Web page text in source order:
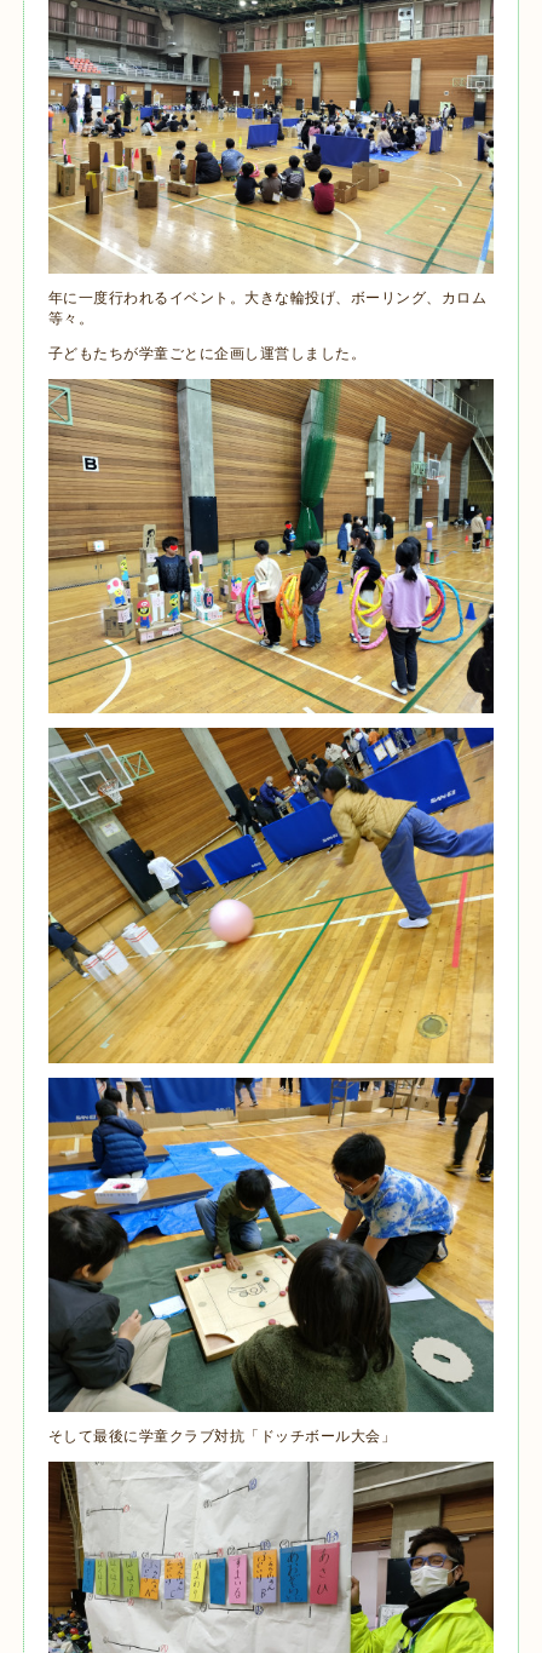
年に一度行われるイベント。大きな輪投げ、ボーリング、カロム
等々。
子どもたちが学童ごとに企画し運営しました。
そして最後に学童クラブ対抗「ドッチボール大会」